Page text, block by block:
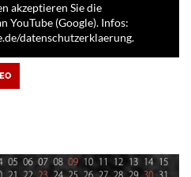
akzeptieren Sie die
YouTube (Google). Infos:
datenschutzerklaerung.